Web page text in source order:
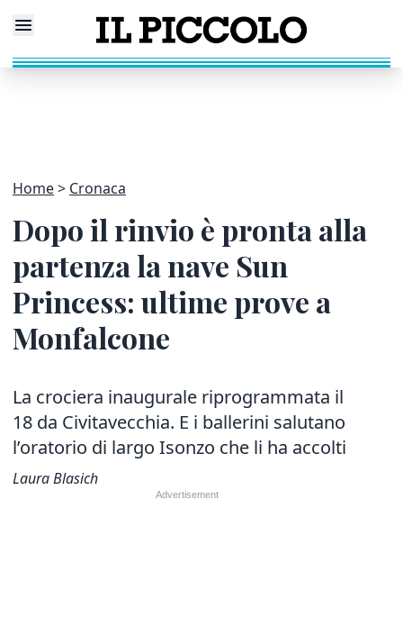
Home Cronaca
Dopo il rinvio è pronta alla
partenza la nave Sun
Princess: ultime prove a
Monfalcone
La crociera inaugurale riprogrammata il
18 da Civitavecchia. E i ballerini salutano
l’oratorio di largo Isonzo che li ha accolti
Laura Blasich